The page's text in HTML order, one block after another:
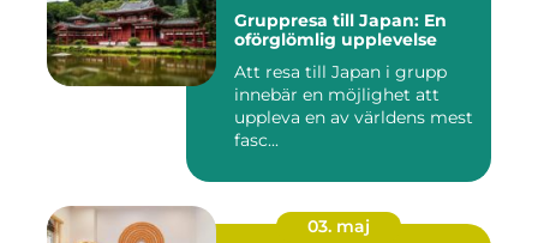
Gruppresa till Japan: En
oförglömlig upplevelse
Att resa till Japan i grupp
innebär en möjlighet att
uppleva en av världens mest
fasc...
03. maj